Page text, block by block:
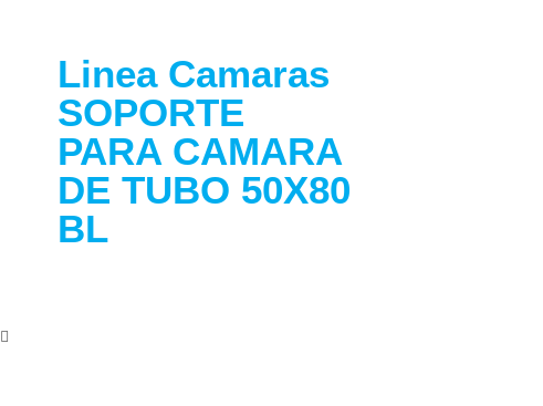
Linea Camaras
SOPORTE
PARA CAMARA
DE TUBO 50X80
BL